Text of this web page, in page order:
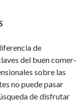
de
del buen comer-
sobre las
no puede pasar
de disfrutar